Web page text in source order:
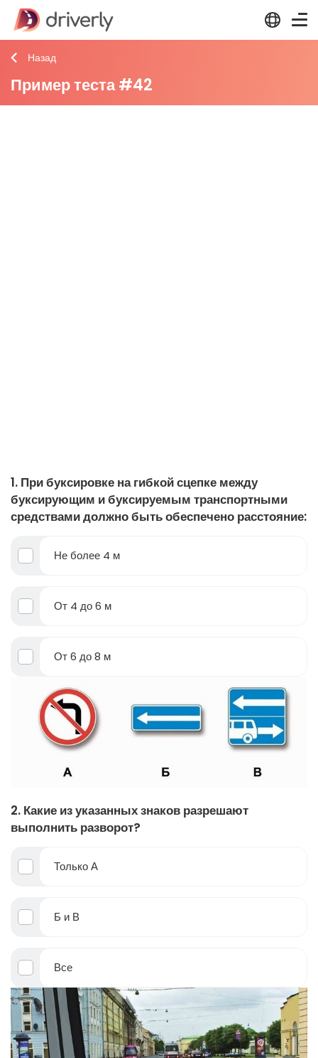
Назад
Пример теста #42
1. При буксировке на гибкой сцепке между
буксирующим и буксируемым транспортными
средствами должно быть обеспечено расстояние:
Не более 4 м
От 4 до 6 м
От 6 до 8 м
2. Какие из указанных знаков разрешают
выполнить разворот?
Только А
Б и В
Все